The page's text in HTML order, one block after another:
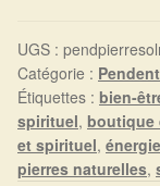
Ésotérisme : les
Arts
Magie: Le
UGS :
Catégorie :
Étiquettes : bien-
spirituel, boutique
et spirituel,
pierres naturelles,